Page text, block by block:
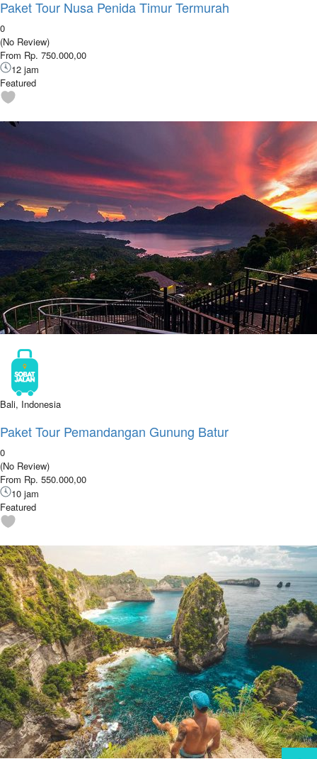
Paket Tour Nusa Penida Timur Termurah
0
(No Review)
From Rp. 750.000,00
12 jam
Featured
Bali, Indonesia
Paket Tour Pemandangan Gunung Batur
0
(No Review)
From Rp. 550.000,00
10 jam
Featured